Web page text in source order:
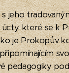
jeho
které se k
je Prokopův
pedagogiky